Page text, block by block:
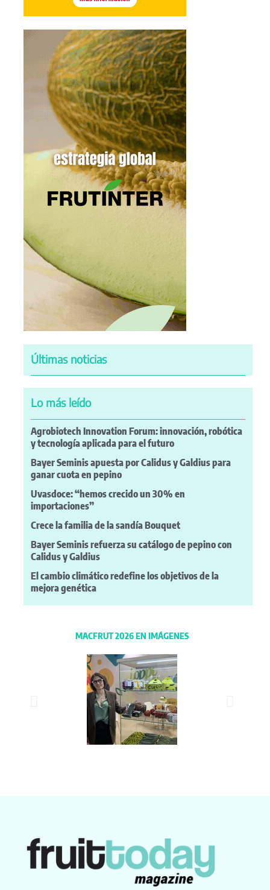
Últimas noticias
Lo más leído
Agrobiotech Innovation Forum: innovación, robótica
y tecnología aplicada para el futuro
Bayer Seminis apuesta por Calidus y Galdius para
ganar cuota en pepino
Uvasdoce: “hemos crecido un 30% en
importaciones”
Crece la familia de la sandía Bouquet
Bayer Seminis refuerza su catálogo de pepino con
Calidus y Galdius
El cambio climático redefine los objetivos de la
mejora genética
MACFRUT 2026 EN IMÁGENES